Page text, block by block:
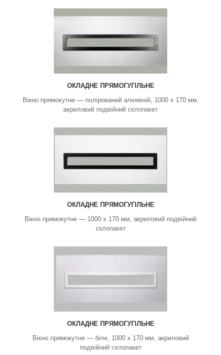
ОКЛАДНЕ ПРЯМОГУГІЛЬНЕ
Вікно прямокутне — полірований алюміній, 1000 х 170 мм,
акриловий подвійний склопакет
ОКЛАДНЕ ПРЯМОГУГІЛЬНЕ
Вікно прямокутне — 1000 х 170 мм, акриловий подвійний
склопакет
ОКЛАДНЕ ПРЯМОГУГІЛЬНЕ
Вікно прямокутне — біле, 1000 х 170 мм, акриловий
подвійний склопакет